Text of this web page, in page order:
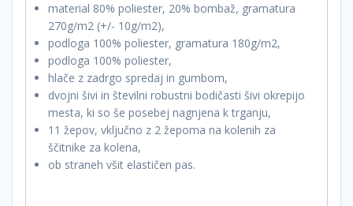
material 80% poliester, 20% bombaž, gramatura
270g/m2 (+/- 10g/m2),
podloga 100% poliester, gramatura 180g/m2,
podloga 100% poliester,
hlače z zadrgo spredaj in gumbom,
dvojni šivi in ​​številni robustni bodičasti šivi okrepijo
mesta, ki so še posebej nagnjena k trganju,
11 žepov, vključno z 2 žepoma na kolenih za
ščitnike za kolena,
ob straneh všit elastičen pas.